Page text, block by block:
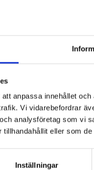
anpassa innehållet
Vi vidarebefordrar
analysföretag som vi
tillhandahållit eller som
Inställningar